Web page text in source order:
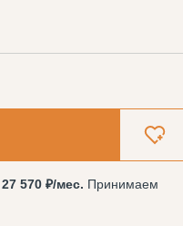
27 570 /мес. Принимаем